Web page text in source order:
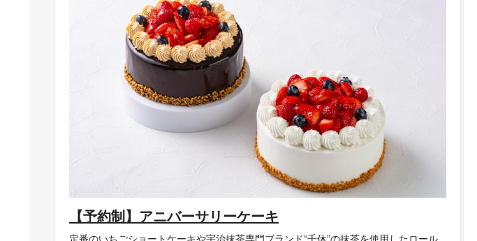
【予約制】アニバーサリーケーキ
定番のいちごショートケーキや宇治抹茶専門ブランド“千休”の抹茶を使用したロール